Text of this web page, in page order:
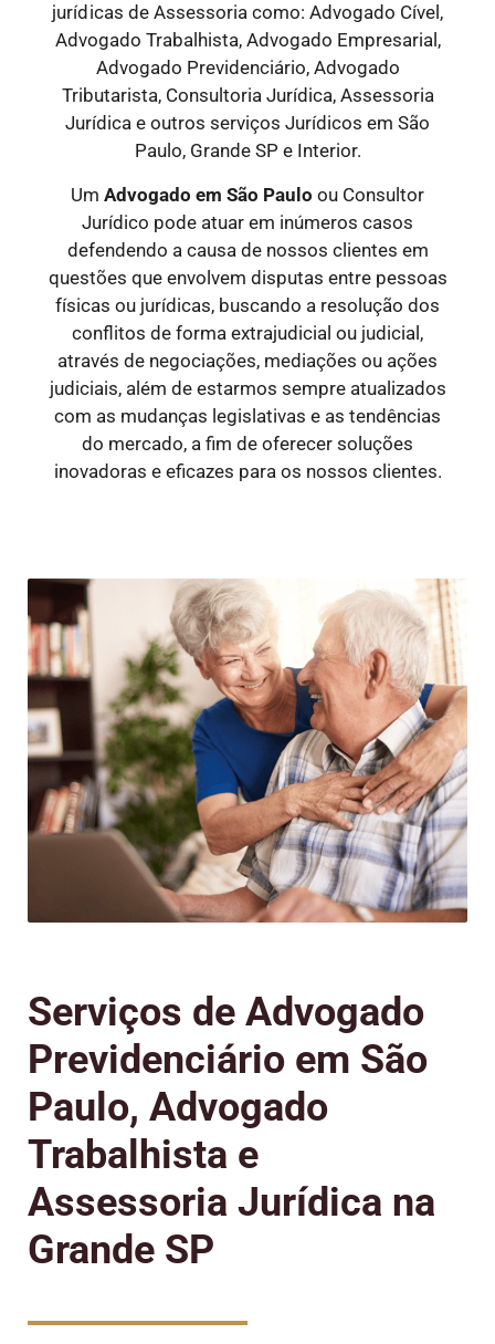
jurídicas de Assessoria como: Advogado Cível,
Advogado Trabalhista, Advogado Empresarial,
Advogado Previdenciário, Advogado
Tributarista, Consultoria Jurídica, Assessoria
Jurídica e outros serviços Jurídicos em São
Paulo, Grande SP e Interior.
Um Advogado em São Paulo ou Consultor
Jurídico pode atuar em inúmeros casos
defendendo a causa de nossos clientes em
questões que envolvem disputas entre pessoas
físicas ou jurídicas, buscando a resolução dos
conflitos de forma extrajudicial ou judicial,
através de negociações, mediações ou ações
judiciais, além de estarmos sempre atualizados
com as mudanças legislativas e as tendências
do mercado, a fim de oferecer soluções
inovadoras e eficazes para os nossos clientes.
Serviços de Advogado
Previdenciário em São
Paulo, Advogado
Trabalhista e
Assessoria Jurídica na
Grande SP